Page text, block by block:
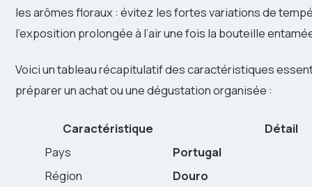
les arômes floraux : évitez les fortes variations de
l’exposition prolongée à l’air une fois la bouteille
Voici un tableau récapitulatif des caractéristiques
préparer un achat ou une dégustation organisée :
Caractéristique
Détail
Pays
Portugal
Région
Douro